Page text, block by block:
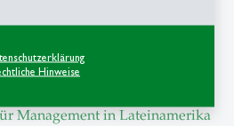
Hinweise
Instituten:
Management in Asien (GIMA-
Management in Lateinamerika